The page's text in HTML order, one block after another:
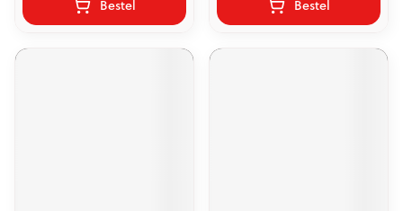
Bestel Bestel